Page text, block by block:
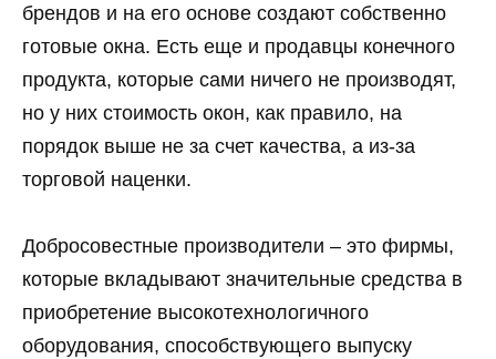
брендов и на его основе создают собственно
готовые окна. Есть еще и продавцы конечного
продукта, которые сами ничего не производят,
но у них стоимость окон, как правило, на
порядок выше не за счет качества, а из-за
торговой наценки.
Добросовестные производители – это фирмы,
которые вкладывают значительные средства в
приобретение высокотехнологичного
оборудования, способствующего выпуску